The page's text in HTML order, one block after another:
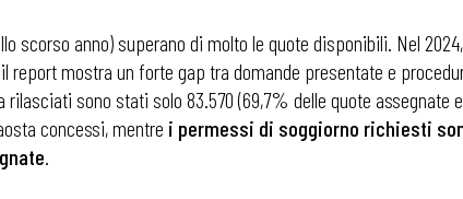
scorso anno) superano di molto le quote disponibili. Nel
mostra un forte gap tra domande presentate e
sono stati solo 83.570 (69,7% delle quote assegnate
concessi, mentre i permessi di soggiorno richiesti
.